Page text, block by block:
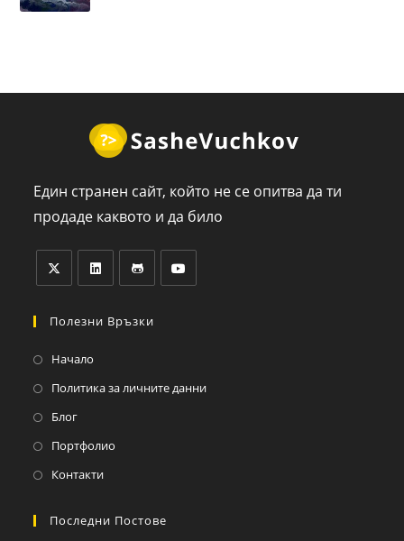
Един странен сайт, който не се опитва да ти
продаде каквото и да било
Полезни Връзки
Начало
Политика за личните данни
Блог
Портфолио
Контакти
Последни Постове